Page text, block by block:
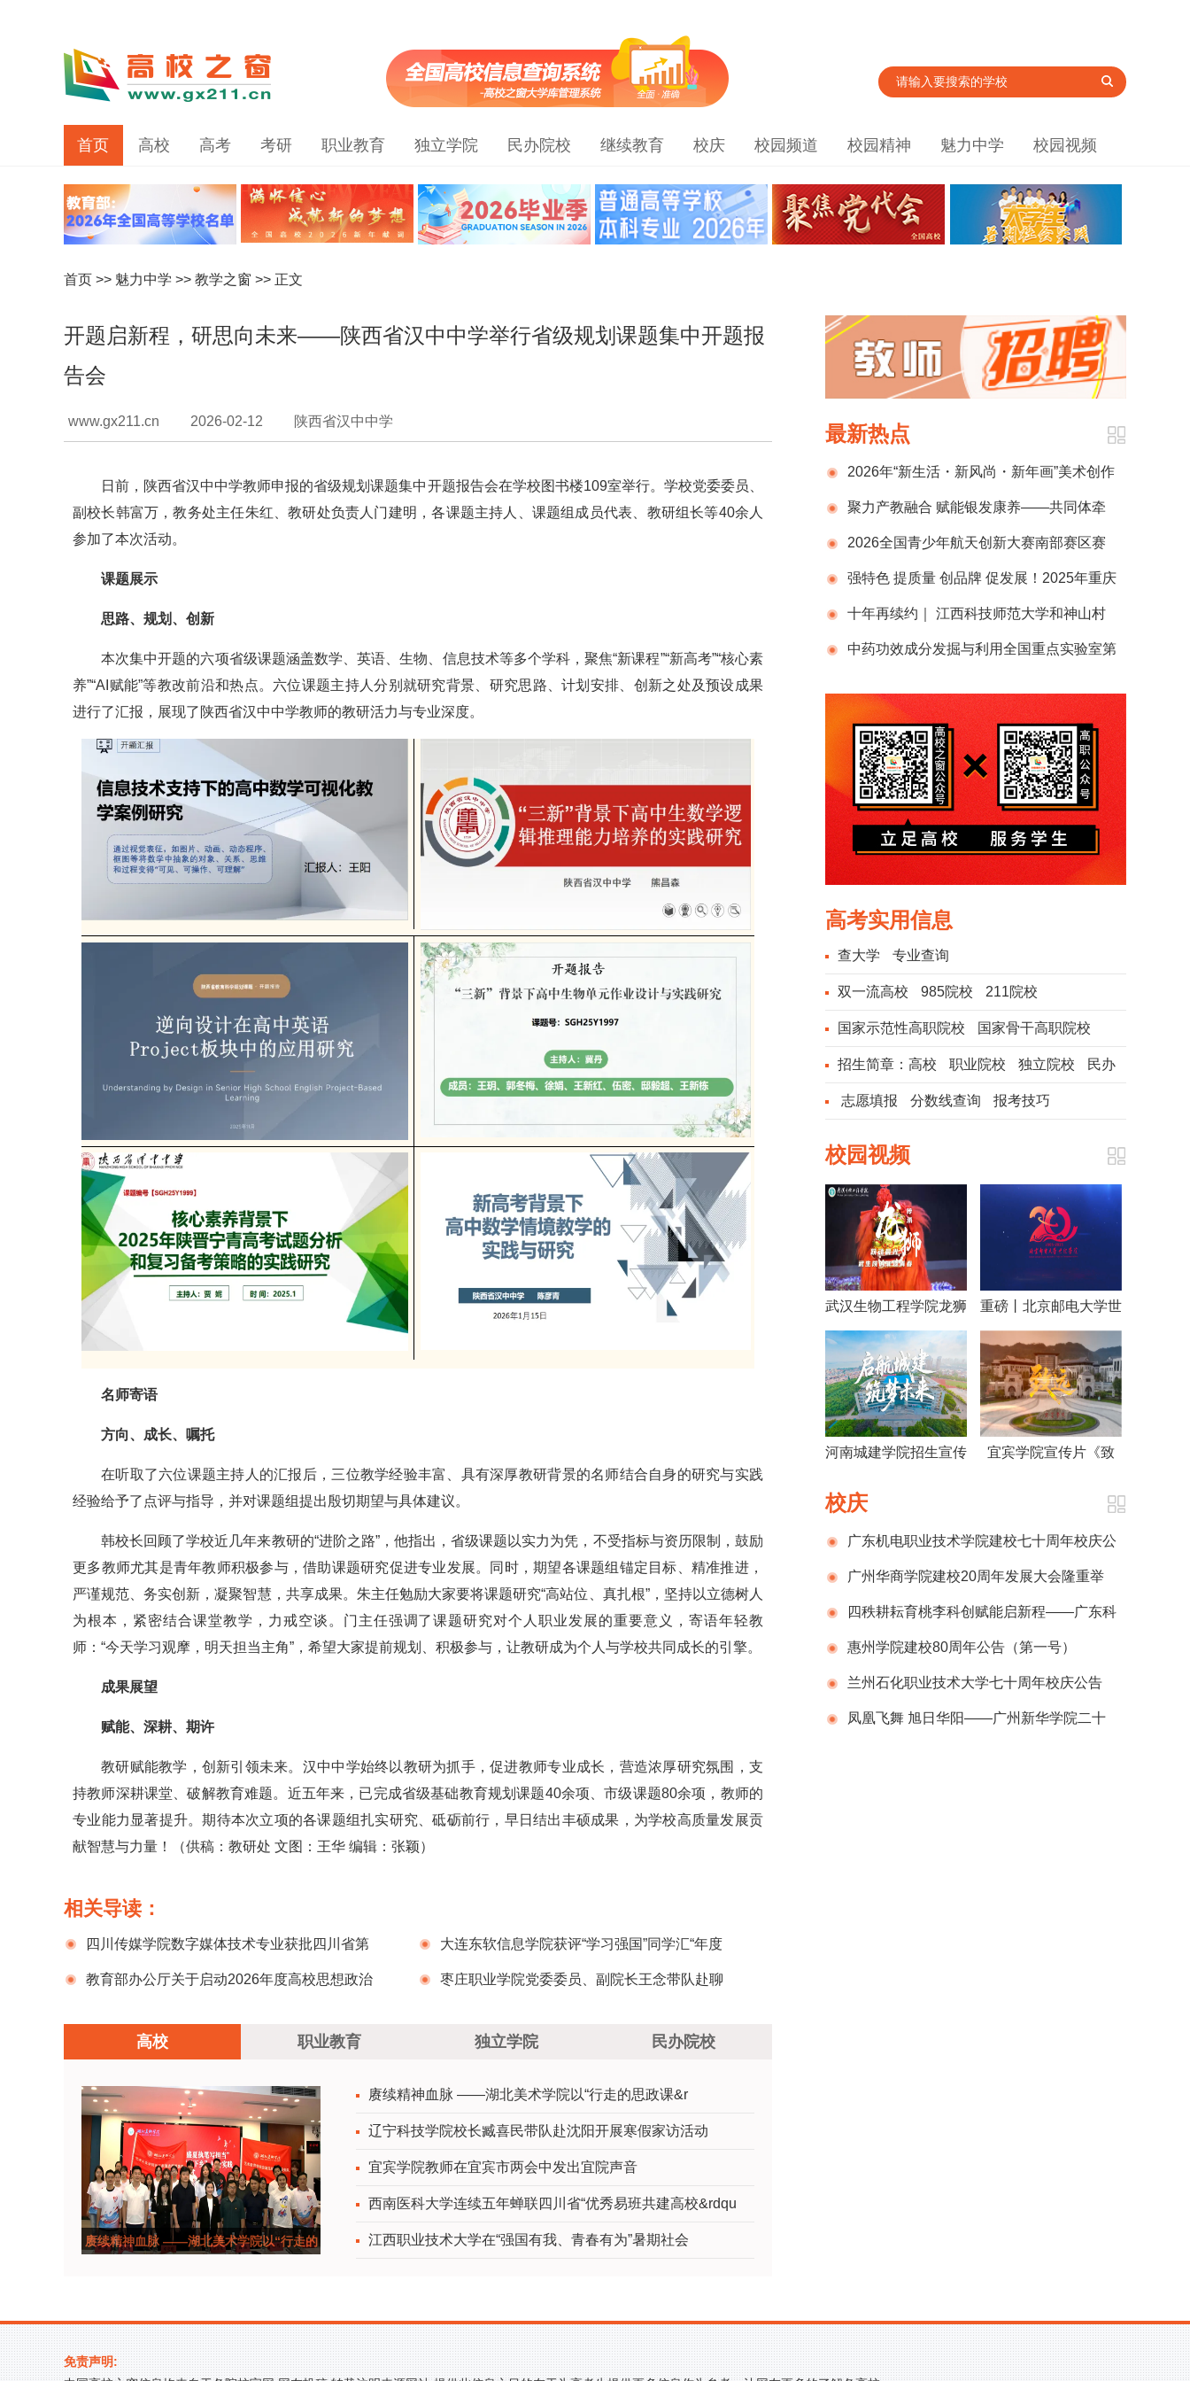
首页 高校 高考 考研 职业教育 独立学院 民办院校 继续教育 校庆 校园频道 校园精神 魅力中学 校园视频
首页 >> 魅力中学 >> 教学之窗 >> 正文
开题启新程，研思向未来——陕西省汉中中学举行省级规划课题集中开题报
告会
www.gx211.cn 2026-02-12 陕西省汉中中学
日前，陕西省汉中中学教师申报的省级规划课题集中开题报告会在学校图书楼109室举行。学校党委委员、
副校长韩富万，教务处主任朱红、教研处负责人门建明，各课题主持人、课题组成员代表、教研组长等40余人
参加了本次活动。
课题展示
思路、规划、创新
本次集中开题的六项省级课题涵盖数学、英语、生物、信息技术等多个学科，聚焦“新课程”“新高考”“核心素
养”“AI赋能”等教改前沿和热点。六位课题主持人分别就研究背景、研究思路、计划安排、创新之处及预设成果
进行了汇报，展现了陕西省汉中中学教师的教研活力与专业深度。
名师寄语
方向、成长、嘱托
在听取了六位课题主持人的汇报后，三位教学经验丰富、具有深厚教研背景的名师结合自身的研究与实践
经验给予了点评与指导，并对课题组提出殷切期望与具体建议。
韩校长回顾了学校近几年来教研的“进阶之路”，他指出，省级课题以实力为凭，不受指标与资历限制，鼓励
更多教师尤其是青年教师积极参与，借助课题研究促进专业发展。同时，期望各课题组锚定目标、精准推进，
严谨规范、务实创新，凝聚智慧，共享成果。朱主任勉励大家要将课题研究“高站位、真扎根”，坚持以立德树人
为根本，紧密结合课堂教学，力戒空谈。门主任强调了课题研究对个人职业发展的重要意义，寄语年轻教
师：“今天学习观摩，明天担当主角”，希望大家提前规划、积极参与，让教研成为个人与学校共同成长的引擎。
成果展望
赋能、深耕、期许
教研赋能教学，创新引领未来。汉中中学始终以教研为抓手，促进教师专业成长，营造浓厚研究氛围，支
持教师深耕课堂、破解教育难题。近五年来，已完成省级基础教育规划课题40余项、市级课题80余项，教师的
专业能力显著提升。期待本次立项的各课题组扎实研究、砥砺前行，早日结出丰硕成果，为学校高质量发展贡
献智慧与力量！（供稿：教研处 文图：王华 编辑：张颖）
相关导读：
四川传媒学院数字媒体技术专业获批四川省第
二批本科高校应用型品牌专业
大连东软信息学院获评“学习强国”同学汇“年度
最具传播力高校”
教育部办公厅关于启动2026年度高校思想政治 枣庄职业学院党委委员、副院长王念带队赴聊
高校 职业教育 独立学院 民办院校
赓续精神血脉 ——湖北美术学院以“行走的
赓续精神血脉 ——湖北美术学院以“行走的思政课&r
辽宁科技学院校长臧喜民带队赴沈阳开展寒假家访活动
宜宾学院教师在宜宾市两会中发出宜院声音
西南医科大学连续五年蝉联四川省“优秀易班共建高校&rdqu
江西职业技术大学在“强国有我、青春有为”暑期社会
最新热点
2026年“新生活・新风尚・新年画”美术创作
展示活动——“平和中国年”新春系列活动在武汉
开幕
聚力产教融合 赋能银发康养——共同体牵
头召开智慧健康养老服务与管理专业系列教材
编委会会议
2026全国青少年航天创新大赛南部赛区赛
事解读会在长沙顺利召开
强特色 提质量 创品牌 促发展！2025年重庆
安全技术职业学院的“成绩单”！
十年再续约｜ 江西科技师范大学和神山村
的不解之缘
中药功效成分发掘与利用全国重点实验室第
顺利召开
高考实用信息
查大学 专业查询
双一流高校 985院校 211院校
国家示范性高职院校 国家骨干高职院校
招生简章： 高校 职业院校 独立院校 民办
院校志愿填报 分数线查询 报考技巧
校园视频
武汉生物工程学院龙狮
宣传片
重磅丨北京邮电大学世
传片发布
河南城建学院招生宣传 宜宾学院宣传片《致
校庆
广东机电职业技术学院建校七十周年校庆公
告（第一号）
广州华商学院建校20周年发展大会隆重举
行 四秩耕耘育桃李科创赋能启新程——广东科
学技术职业学院（广东省科技干部学院）举办
建校40周年校庆系列活动
惠州学院建校80周年公告（第一号）
兰州石化职业技术大学七十周年校庆公告
（第二号）
凤凰飞舞 旭日华阳——广州新华学院二十
免责声明: